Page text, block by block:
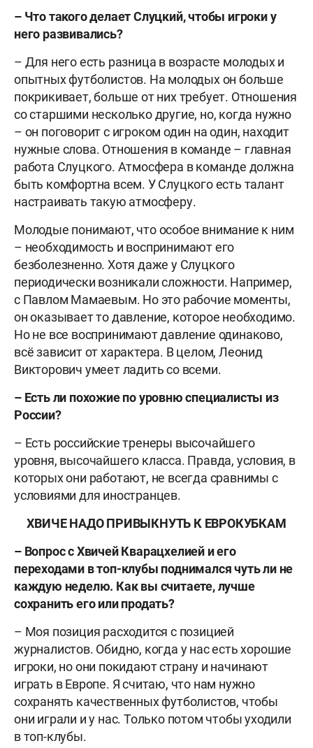
– Что такого делает Слуцкий, чтобы игроки у
него развивались?
– Для него есть разница в возрасте молодых и
опытных футболистов. На молодых он больше
покрикивает, больше от них требует. Отношения
со старшими несколько другие, но, когда нужно
– он поговорит с игроком один на один, находит
нужные слова. Отношения в команде – главная
работа Слуцкого. Атмосфера в команде должна
быть комфортна всем. У Слуцкого есть талант
настраивать такую атмосферу.
Молодые понимают, что особое внимание к ним
– необходимость и воспринимают его
безболезненно. Хотя даже у Слуцкого
периодически возникали сложности. Например,
с Павлом Мамаевым. Но это рабочие моменты,
он оказывает то давление, которое необходимо.
Но не все воспринимают давление одинаково,
всё зависит от характера. В целом, Леонид
Викторович умеет ладить со всеми.
– Есть ли похожие по уровню специалисты из
России?
– Есть российские тренеры высочайшего
уровня, высочайшего класса. Правда, условия, в
которых они работают, не всегда сравнимы с
условиями для иностранцев.
ХВИЧЕ НАДО ПРИВЫКНУТЬ К ЕВРОКУБКАМ
– Вопрос с Хвичей Кварацхелией и его
переходами в топ-клубы поднимался чуть ли не
каждую неделю. Как вы считаете, лучше
сохранить его или продать?
– Моя позиция расходится с позицией
журналистов. Обидно, когда у нас есть хорошие
игроки, но они покидают страну и начинают
играть в Европе. Я считаю, что нам нужно
сохранять качественных футболистов, чтобы
они играли и у нас. Только потом чтобы уходили
в топ-клубы.